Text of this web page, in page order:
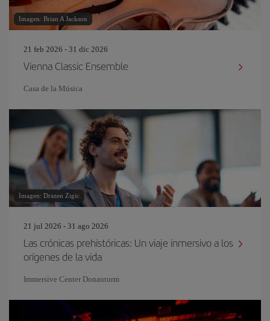
Imagen: Brian A Jackson
21 feb 2026 - 31 dic 2026
Vienna Classic Ensemble
Casa de la Música
Imagen: Drazen Zigic
21 jul 2026 - 31 ago 2026
Las crónicas prehistóricas: Un viaje inmersivo a los
orígenes de la vida
Immersive Center Donauturm